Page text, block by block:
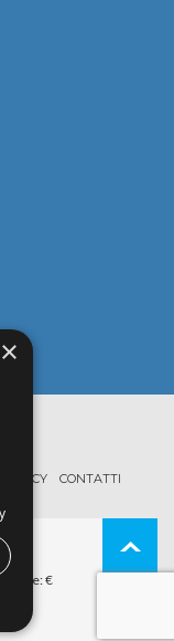
PRIVACY CONTATTI
€
×